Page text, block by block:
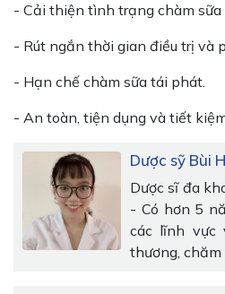
- Cải thiện tình trạng chàm
- Rút ngắn thời gian điều trị và
- Hạn chế chàm sữa tái phát.
- An toàn, tiện dụng và tiết
Dược sỹ Bùi
Dược sĩ đa
- Có hơn 5
các lĩnh vực
thương, chăm